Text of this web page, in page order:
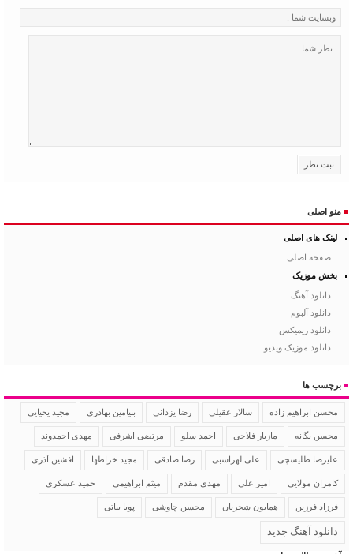
■ منو اصلی
لینک های اصلی
صفحه اصلی
بخش موزیک
دانلود آهنگ
دانلود آلبوم
دانلود ریمیکس
دانلود موزیک ویدیو
■ برچسب ها
محسن ابراهیم زاده سالار عقیلی رضا یزدانی بنیامین بهادری مجید یحیایی
محسن یگانه مازیار فلاحی احمد سلو مرتضی اشرفی مهدی احمدوند
علیرضا طلیسچی علی لهراسبی رضا صادقی مجید خراطها افشین آذری
کامران مولایی امیر علی مهدی مقدم میثم ابراهیمی حمید عسکری
فرزاد فرزین همایون شجریان محسن چاوشی پویا بیاتی
دانلود آهنگ جدید